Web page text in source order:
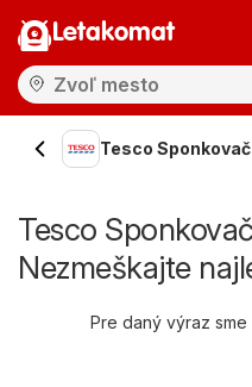
Letakomat
Tesco
Tesco
Nezmeškajte
Pre daný výraz